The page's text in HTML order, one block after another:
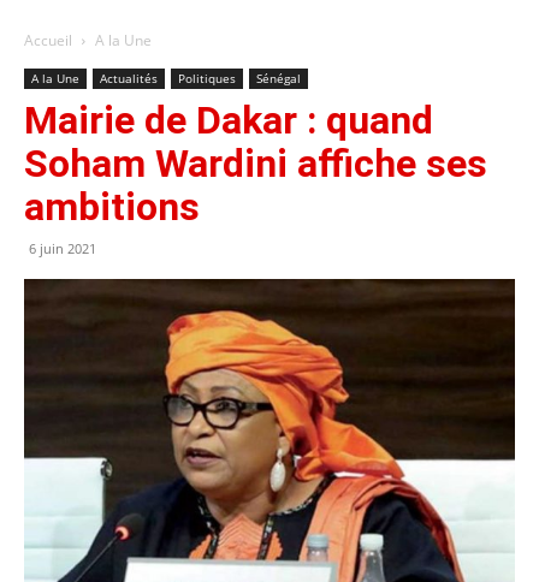
Accueil A la Une
A la Une Actualités Politiques Sénégal
Mairie de Dakar : quand
Soham Wardini affiche ses
ambitions
6 juin 2021